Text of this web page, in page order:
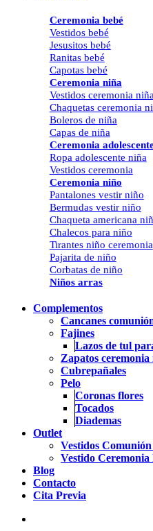
Ceremonia bebé
Vestidos bebé
Jesusitos bebé
Ranitas bebé
Capotas bebé
Ceremonia niña
Vestidos ceremonia niña
Chaquetas ceremonia
Boleros de niña
Capas de niña
Ceremonia
Ropa adolescente niña
Vestidos ceremonia
Ceremonia niño
Pantalones vestir niño
Bermudas vestir niño
Chaqueta americana
Chalecos para niño
Tirantes niño ceremonia
Pajarita de niño
Corbatas de niño
Niños arras
Complementos
Cancanes
Fajines
Lazos de tul
Zapatos ceremonia
Cubrepañales
Pelo
Coronas flores
Tocados
Diademas
Outlet
Vestidos
Vestido
Blog
Contacto
Cita Previa